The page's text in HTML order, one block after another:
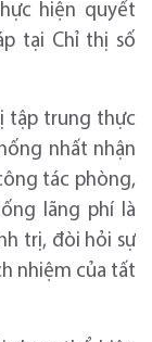
hiện quyết
tại Chỉ thị số
tập trung thực
nhất nhận
tác phòng,
lãng phí là
trị, đòi hỏi sự
nhiệm của tất